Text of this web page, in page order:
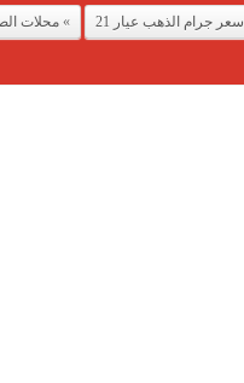
سعر جرام الذهب عيار 21 محلات